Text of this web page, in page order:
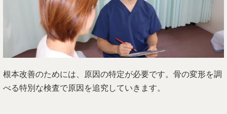
根本改善のためには、原因の特定が必要です。骨の変形を調
べる特別な検査で原因を追究していきます。